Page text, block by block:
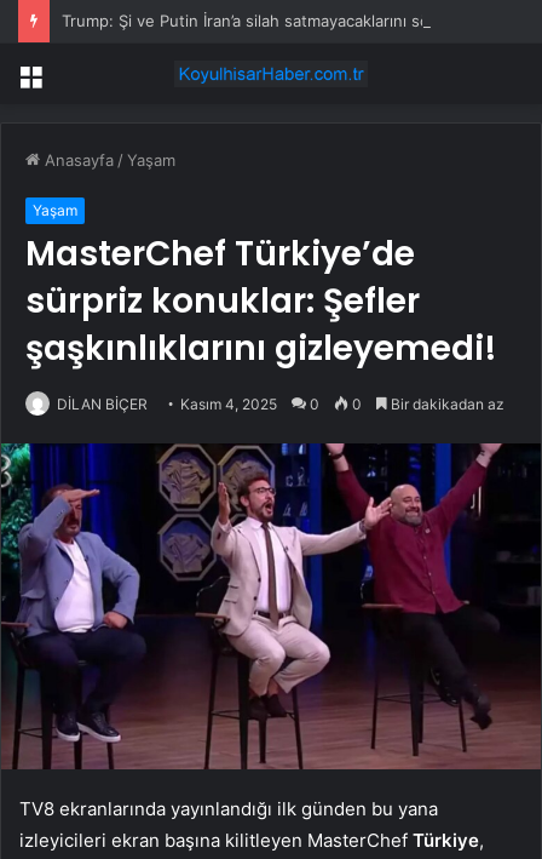
Trump: Şi ve Putin İran’a silah satmayacaklarını söyledi
Menü
Anasayfa /Yaşam
Yaşam
MasterChef Türkiye’de
sürpriz konuklar: Şefler
şaşkınlıklarını gizleyemedi!
DİLAN BİÇER Kasım 4, 2025 0 0 Bir dakikadan az
TV8 ekranlarında yayınlandığı ilk günden bu yana
izleyicileri ekran başına kilitleyen MasterChef Türkiye,